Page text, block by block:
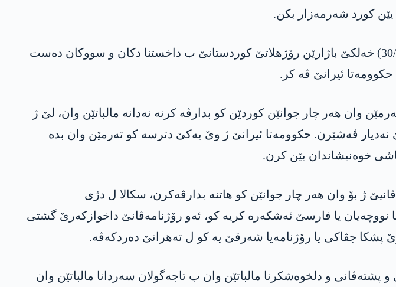
کورد شەرمەزار بکن.
پشتی بەلاڤبوونا وێ راگەھاندنا ھەڤپار، سەرێ سبەھا ئیرۆ (سێشەمبێ، 30/1/2024) خەلکێ باژارێن رۆژھلاتێ کوردستانێ ب داخستنا دکان و سووکان دەست
ئیرانێ ڤە کر.
وان ھەر چار جوانێن کوردێن کو بدارڤە کرنە نەدانە مالباتێن وان، لێ ژ
ڤەشێرن. حکوومەتا ئیرانێ ژ وێ یەکێ دترسە کو تەرمێن وان بدە
خوەنیشاندان بێن کرن.
ژ بۆ وان ھەر چار جوانێن کو ھاتنە بدارڤەکرن، سکالا ل دژی
نووچەیان یا فارسێ ئەشکەرە کریە کو، ئەو رۆژنامەڤانێ داخوازکەرێ گشتی
پشکا جڤاکی یا رۆژنامەیا شەرقێ یە کو ل تەھرانێ دەردکەڤە.
و دلخوەشکرنا مالباتێن وان ب تاجەگولان سەردانا مالباتێن وان